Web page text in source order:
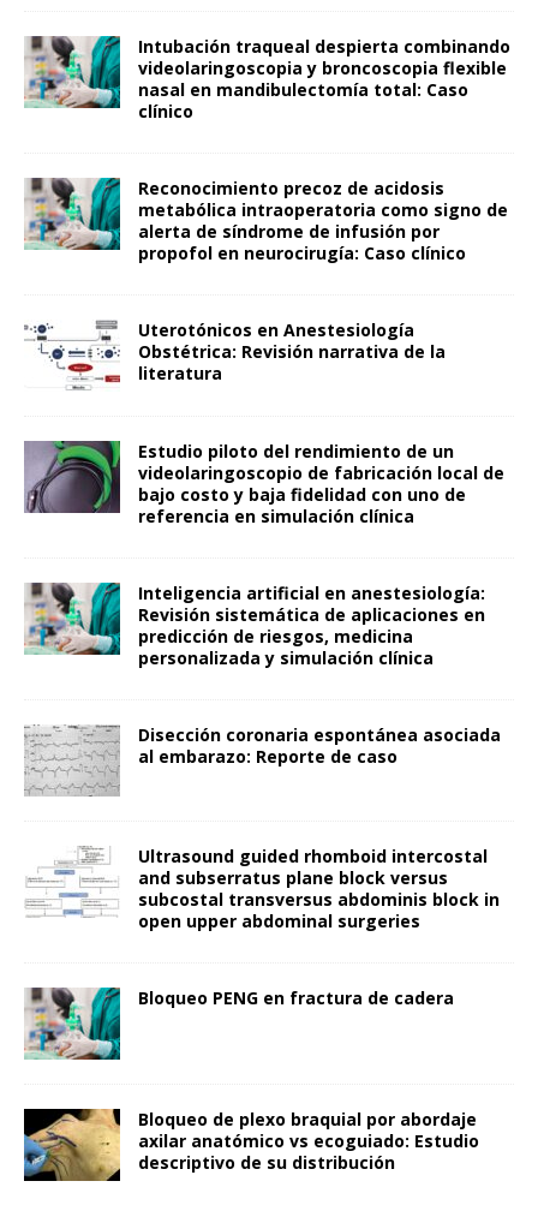
Intubación traqueal despierta combinando
videolaringoscopia y broncoscopia flexible
nasal en mandibulectomía total: Caso
clínico
Reconocimiento precoz de acidosis
metabólica intraoperatoria como signo de
alerta de síndrome de infusión por
propofol en neurocirugía: Caso clínico
Uterotónicos en Anestesiología
Obstétrica: Revisión narrativa de la
literatura
Estudio piloto del rendimiento de un
videolaringoscopio de fabricación local de
bajo costo y baja fidelidad con uno de
referencia en simulación clínica
Inteligencia artificial en anestesiología:
Revisión sistemática de aplicaciones en
predicción de riesgos, medicina
personalizada y simulación clínica
Disección coronaria espontánea asociada
al embarazo: Reporte de caso
Ultrasound guided rhomboid intercostal
and subserratus plane block versus
subcostal transversus abdominis block in
open upper abdominal surgeries
Bloqueo PENG en fractura de cadera
Bloqueo de plexo braquial por abordaje
axilar anatómico vs ecoguiado: Estudio
descriptivo de su distribución